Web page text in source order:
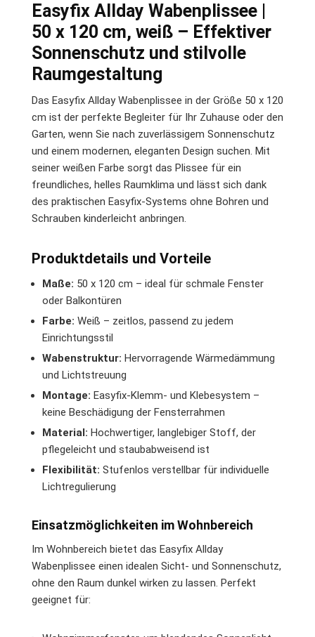
Easyfix Allday Wabenplissee |
50 x 120 cm, weiß – Effektiver
Sonnenschutz und stilvolle
Raumgestaltung
Das Easyfix Allday Wabenplissee in der Größe 50 x 120
cm ist der perfekte Begleiter für Ihr Zuhause oder den
Garten, wenn Sie nach zuverlässigem Sonnenschutz
und einem modernen, eleganten Design suchen. Mit
seiner weißen Farbe sorgt das Plissee für ein
freundliches, helles Raumklima und lässt sich dank
des praktischen Easyfix-Systems ohne Bohren und
Schrauben kinderleicht anbringen.
Produktdetails und Vorteile
Maße: 50 x 120 cm – ideal für schmale Fenster
oder Balkontüren
Farbe: Weiß – zeitlos, passend zu jedem
Einrichtungsstil
Wabenstruktur: Hervorragende Wärmedämmung
und Lichtstreuung
Montage: Easyfix-Klemm- und Klebesystem –
keine Beschädigung der Fensterrahmen
Material: Hochwertiger, langlebiger Stoff, der
pflegeleicht und staubabweisend ist
Flexibilität: Stufenlos verstellbar für individuelle
Lichtregulierung
Einsatzmöglichkeiten im Wohnbereich
Im Wohnbereich bietet das Easyfix Allday
Wabenplissee einen idealen Sicht- und Sonnenschutz,
ohne den Raum dunkel wirken zu lassen. Perfekt
geeignet für: